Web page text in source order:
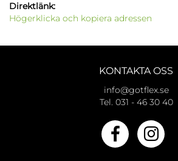
Direktlänk:
Högerklicka och kopiera adressen
KONTAKTA OSS
info@gotflex.se
Tel. 031 - 46 30 40